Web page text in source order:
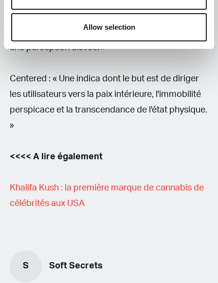
Allow selection
Simmetry: « Un hybride visant à harmoniser
l'intérieur et l'extérieur, l'esprit et le corps, pour
une perception élevée. »
Centered : « Une indica dont le but est de diriger
les utilisateurs vers la paix intérieure, l'immobilité
perspicace et la transcendance de l'état physique.
»
<<<< A lire également
Khalifa Kush : la première marque de cannabis de
célébrités aux USA
S Soft Secrets